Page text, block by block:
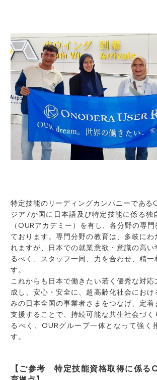
特定技能のリーディングカンパニーである
ジア7か国に日本語及び特定技能に係る独
（OURアカデミー）を有し、各分野の専
ております。専門分野の教育は、多岐にわ
れますが、日本での就業意欲・意識の高い
るべく、スタッフ一同、力を合わせ、精一
す。
これからも日本で働きたい若く優秀な対応
成し、安心・安全に、超高齢化社会におけ
みの日本全国の事業者さまをつなげ、定着
支援することで、持続可能な共生社会づく
るべく、OURグループ一体となって強く
す。
【ご参考 特定技能資格取得に係る